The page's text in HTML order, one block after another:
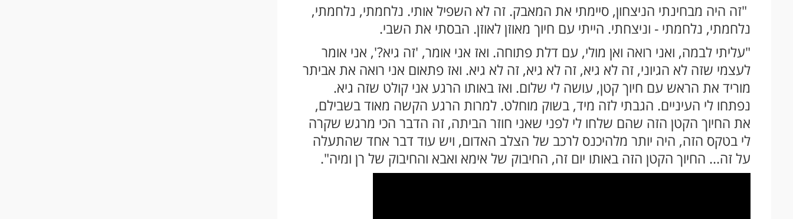
"זה היה מבחינתי הניצחון, סיימתי את המאבק. זה לא השפיל אותי. נלחמתי, נלחמתי,
נלחמתי, נלחמתי - וניצחתי. הייתי עם חיוך מאוזן לאוזן. הבסתי את השבי.
"עליתי לבמה, ואני רואה ואן מולי, עם דלת פתוחה. ואז אני אומר, 'זה גיא?', אני אומר
לעצמי שזה לא הגיוני, זה לא גיא, זה לא גיא, זה לא גיא. ואז פתאום אני רואה את אביתר
מוריד את הראש עם חיוך קטן, עושה לי שלום. ואז באותו הרגע אני קולט שזה גיא.
נפתחו לי העיניים. הגבתי לזה מיד, בשוק מוחלט. למרות הרגע הקשה מאוד בשבילם,
את החיוך הקטן הזה שהם שלחו לי לפני שאני חוזר הביתה, זה הדבר הכי מרגש שקרה
לי בטקס הזה, היה יותר מלהיכנס לרכב של הצלב האדום, ויש עוד דבר אחד שהתעלה
על זה... החיוך הקטן הזה באותו יום זה, החיבוק של אימא ואבא והחיבוק של רן ומיה".